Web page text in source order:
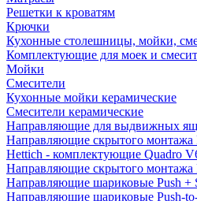
Решетки к кроватям
Крючки
Кухонные столешницы, мойки,
Комплектующие для моек и
Мойки
Смесители
Кухонные мойки керамические
Смесители керамические
Направляющие для выдвижных
Направляющие скрытого монтажа
Hettich - комплектующие Quadro
Направляющие скрытого монтажа
Направляющие шариковые Push +
Направляющие шариковые Push-